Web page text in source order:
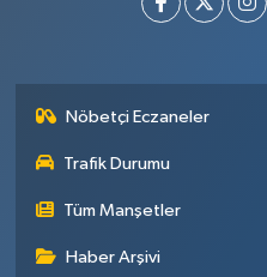
Nöbetçi Eczaneler
Trafik Durumu
Tüm Manşetler
Haber Arşivi